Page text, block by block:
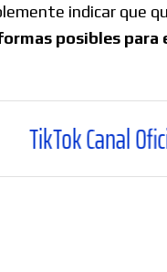
indicar que
posibles
Oficial